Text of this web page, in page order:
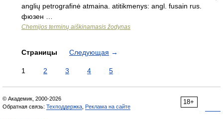
anglių petrografinė atmaina. atitikmenys: angl. fusain rus.
фюзен …
Chemijos terminų aiškinamasis žodynas
Страницы Следующая →
1 2 3 4 5
18+
© Академик, 2000-2026
Обратная связь: Техподдержка Реклама на сайте